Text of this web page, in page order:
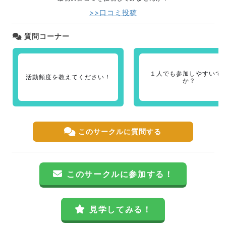
>>口コミ投稿
質問コーナー
活動頻度を教えてください！
１人でも参加しやすいで
か？
このサークルに質問する
このサークルに参加する！
見学してみる！